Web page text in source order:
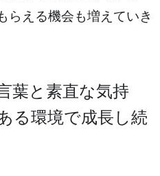
らえる機会も増えていき
葉と素直な気持
る環境で成長し続